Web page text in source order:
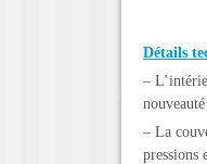
Détails
–
– La
pressions